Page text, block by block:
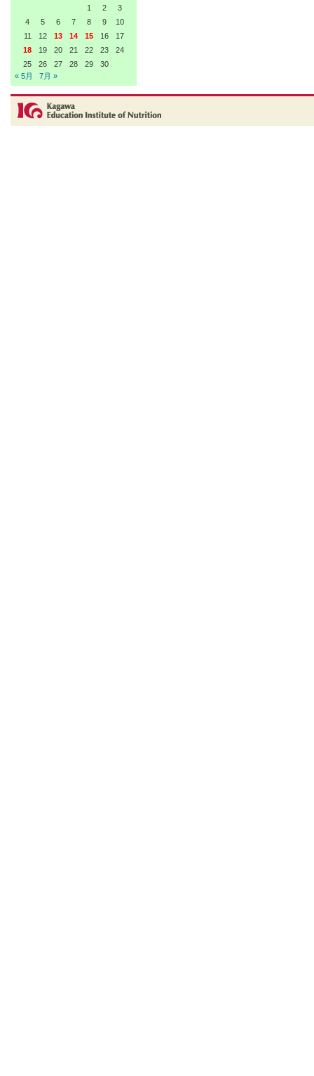
1
2
3
4
5 6 7 8 9
10
11
12 13 14 15 16
17
18
19 20 21 22 23
24
25
26 27 28 29
30
« 5月
7月 »